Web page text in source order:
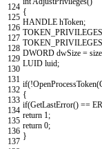
124
125
126
127
128
129
130
131
132
133
134
135
136
137
{
HANDLE hToken;
TOKEN_PRIVILEGES
TOKEN_PRIVILEGES
DWORD dwSize =
LUID luid;
if(!OpenProcessToken(
{
if(GetLastError() ==
return 1;
return 0;
}